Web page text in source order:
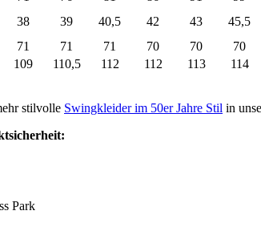
38 39 40,5 42 43
45,5
71 71 71 70 70
70
109 110,5 112 112 113 114
stilvolle Swingkleider im 50er Jahre Stil in
Park